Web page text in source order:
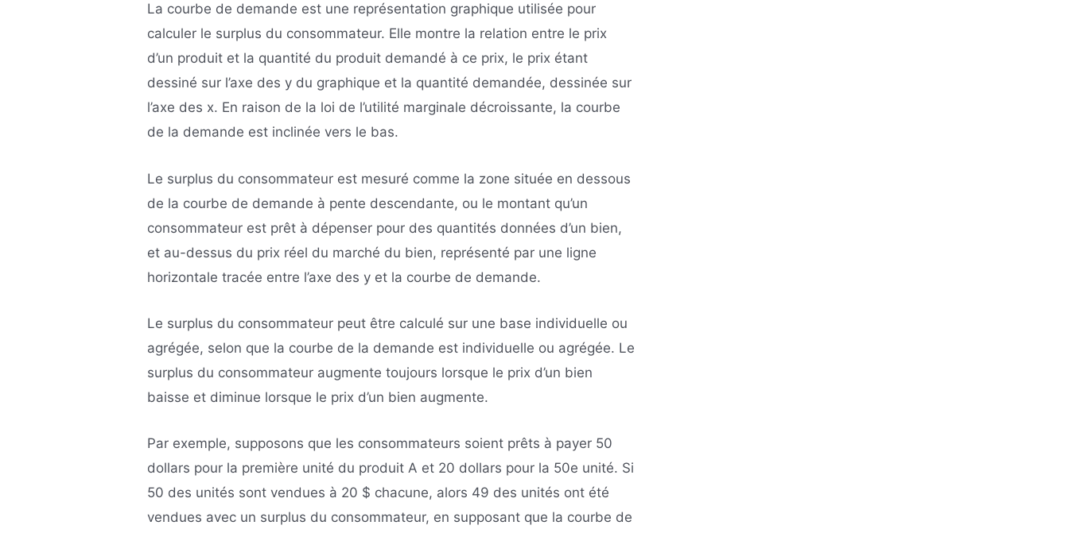
La courbe de demande est une représentation graphique utilisée pour
calculer le surplus du consommateur. Elle montre la relation entre le prix
d’un produit et la quantité du produit demandé à ce prix, le prix étant
dessiné sur l’axe des y du graphique et la quantité demandée, dessinée sur
l’axe des x. En raison de la loi de l’utilité marginale décroissante, la courbe
de la demande est inclinée vers le bas.
Le surplus du consommateur est mesuré comme la zone située en dessous
de la courbe de demande à pente descendante, ou le montant qu’un
consommateur est prêt à dépenser pour des quantités données d’un bien,
et au-dessus du prix réel du marché du bien, représenté par une ligne
horizontale tracée entre l’axe des y et la courbe de demande.
Le surplus du consommateur peut être calculé sur une base individuelle ou
agrégée, selon que la courbe de la demande est individuelle ou agrégée. Le
surplus du consommateur augmente toujours lorsque le prix d’un bien
baisse et diminue lorsque le prix d’un bien augmente.
Par exemple, supposons que les consommateurs soient prêts à payer 50
dollars pour la première unité du produit A et 20 dollars pour la 50e unité. Si
50 des unités sont vendues à 20 $ chacune, alors 49 des unités ont été
vendues avec un surplus du consommateur, en supposant que la courbe de